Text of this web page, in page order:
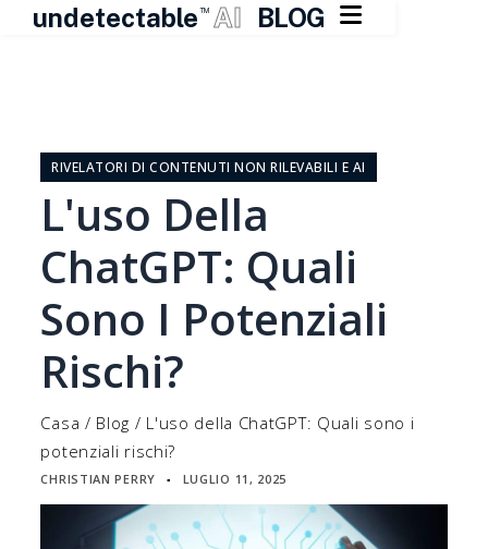
undetectable TM AI BLOG 
contenutoRIVELATORI DI CONTENUTI NON RILEVABILI E AI
L'uso Della
ChatGPT: Quali
Sono I Potenziali
Rischi?
Casa / Blog / L'uso della ChatGPT: Quali sono i
potenziali rischi?
CHRISTIAN PERRY ▪ LUGLIO 11, 2025